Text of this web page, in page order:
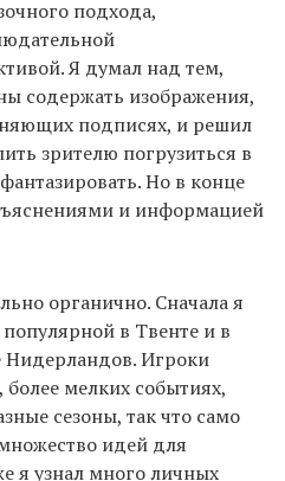
подхода,
Я думал над тем,
содержать изображения,
подписях, и решил
зрителю погрузиться в
Но в конце
и информацией
органично. Сначала я
в Твенте и в
Нидерландов. Игроки
более мелких событиях,
сезоны, так что само
идей для
я узнал много личных